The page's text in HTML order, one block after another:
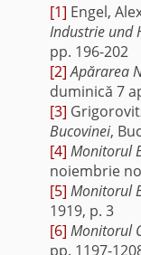
[1] Engel,
Industrie und
pp. 196-202
[2] Apărarea
duminică 7
[3]
Bucovinei,
[4] Monitorul
noiembrie
[5] Monitorul
1919, p. 3
[6] Monitorul
pp. 1197-